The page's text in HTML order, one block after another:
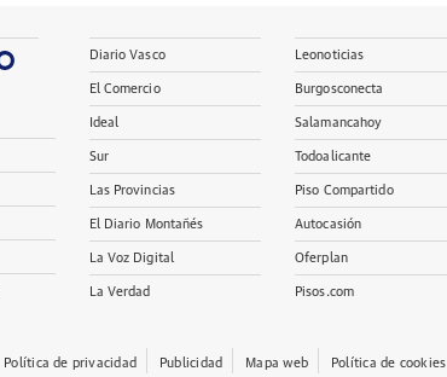
Diario Vasco
El Comercio
Ideal
Sur
Las Provincias
El Diario Montañés
La Voz Digital
La Verdad
Leonoticias
Burgosconecta
Salamancahoy
Todoalicante
Piso Compartido
Autocasión
Oferplan
Pisos.com
Política de privacidad Publicidad Mapa web Política de cookies